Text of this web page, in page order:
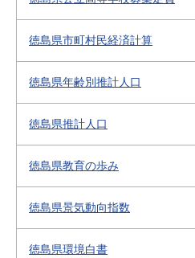
徳島県市町村民経済計算
徳島県年齢別推計人口
徳島県推計人口
徳島県教育の歩み
徳島県景気動向指数
徳島県環境白書